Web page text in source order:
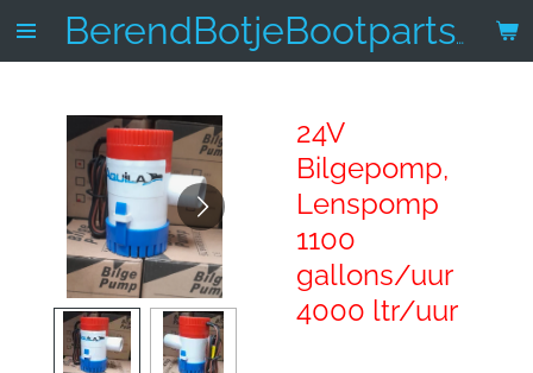
Ga
hoofdinhoud
BerendBotjeBootparts.nl
24V
Bilgepomp,
Lenspomp
1100
gallons/uur
4000 ltr/uur